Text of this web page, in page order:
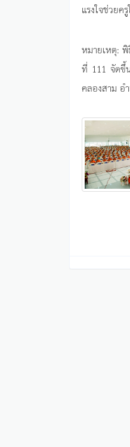
แรงใจช่วย
หมายเหตุ:
ที่ 111 จัดขึ้
คลองสาม อ